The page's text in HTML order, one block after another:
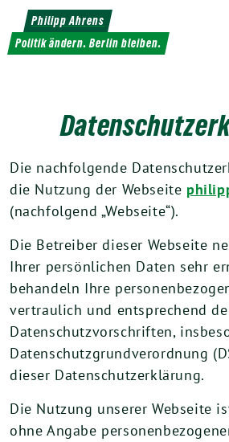
Weiter
zum
Inhalt
Philipp Ahrens
Politik ändern. Berlin bleiben.
Die nachfolgende
die Nutzung der Webseite
(nachfolgend „Webseite“).
Die Betreiber dieser Webseite
Ihrer persönlichen Daten sehr
behandeln Ihre
vertraulich und entsprechend
Datenschutzvorschriften,
Datenschutzgrundverordnung
dieser Datenschutzerklärung.
Die Nutzung unserer Webseite
ohne Angabe